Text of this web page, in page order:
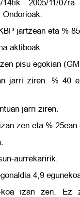
2005/11/
jartzean eta %
aktiboak
pisu egokian
jarri ziren. % 40
jarri ziren.
zen eta %
aurrekaririk.
4,9
izan zen. Ez